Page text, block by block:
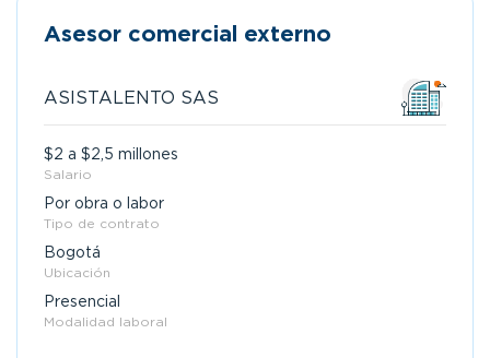
Asesor comercial externo
ASISTALENTO SAS
$2 a $2,5 millones
Salario
Por obra o labor
Tipo de contrato
Bogotá
Ubicación
Presencial
Modalidad laboral